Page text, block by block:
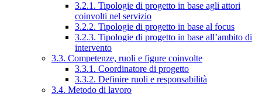
3.2.1. Tipologie di progetto in base agli attori
coinvolti nel servizio
3.2.2. Tipologie di progetto in base al focus
3.2.3. Tipologie di progetto in base all’ambito di
intervento
3.3. Competenze, ruoli e figure coinvolte
3.3.1. Coordinatore di progetto
3.3.2. Definire ruoli e responsabilità
3.4. Metodo di lavoro